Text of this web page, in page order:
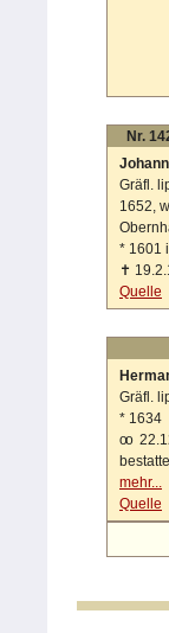
Nr.
Gräfl.
1652,
* 1601
✝
Quelle
Gräfl.
* 1634
oo
mehr...
Quelle